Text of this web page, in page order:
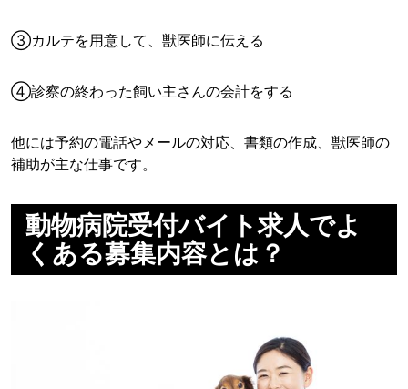
③カルテを用意して、獣医師に伝える
④診察の終わった飼い主さんの会計をする
他には予約の電話やメールの対応、書類の作成、獣医師の
補助が主な仕事です。
動物病院受付バイト求人でよ
くある募集内容とは？